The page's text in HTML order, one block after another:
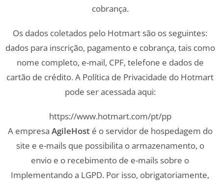
cobrança.
Os dados coletados pelo Hotmart são os seguintes:
dados para inscrição, pagamento e cobrança, tais como
nome completo, e-mail, CPF, telefone e dados de
cartão de crédito. A Política de Privacidade do Hotmart
pode ser acessada aqui:
https://www.hotmart.com/pt/pp
A empresa AgileHosté o servidor de hospedagem do
site e e-mails que possibilita o armazenamento, o
envio e o recebimento de e-mails sobre o
Implementando a LGPD. Por isso, obrigatoriamente,